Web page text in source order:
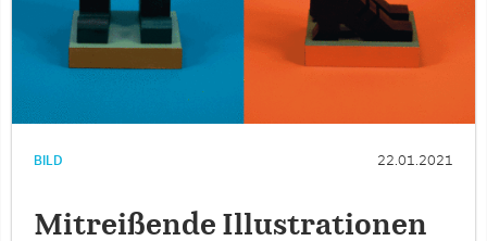
BILD 22.01.2021
Mitreißende Illustrationen